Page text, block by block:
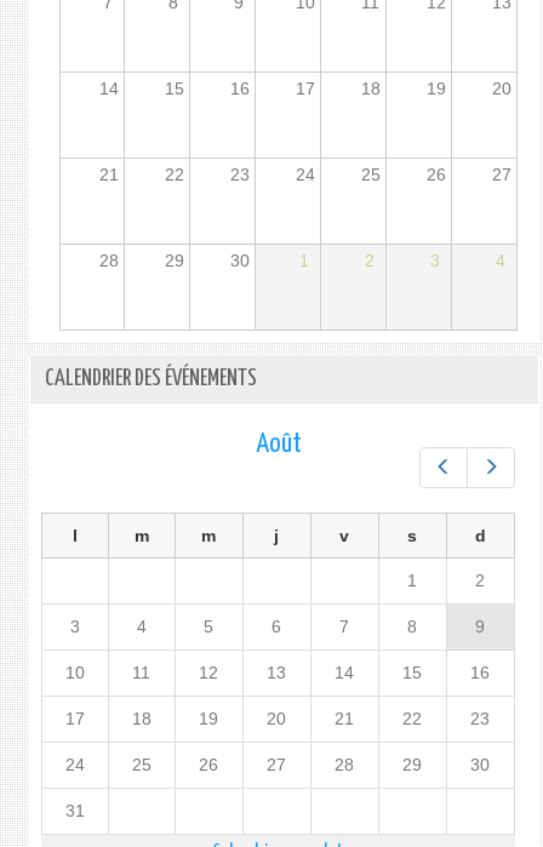
14 15 16 17 18 19 20
21 22 23 24 25 26 27
28 29 30 1 2 3 4
CALENDRIER DES ÉVÉNEMENTS
Préc.
Août
l m m j v s d
1 2
3 4 5 6 7 8 9
10 11 12 13 14 15 16
17 18 19 20 21 22 23
24 25 26 27 28 29 30
31